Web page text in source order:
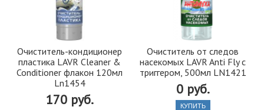
Очиститель-кондиционер
пластика LAVR Cleaner &
Conditioner флакон 120мл
Ln1454
170 руб.
Очиститель от следов
насекомых LAVR Anti Fly с
триггером, 500мл LN1421
0 руб.
КУПИТЬ